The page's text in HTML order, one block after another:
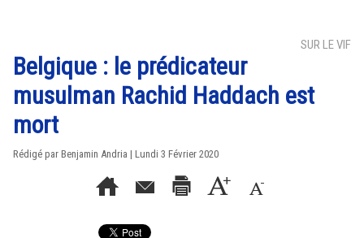
SUR LE VIF
Belgique : le prédicateur
musulman Rachid Haddach est
mort
Rédigé par Benjamin Andria | Lundi 3 Février 2020